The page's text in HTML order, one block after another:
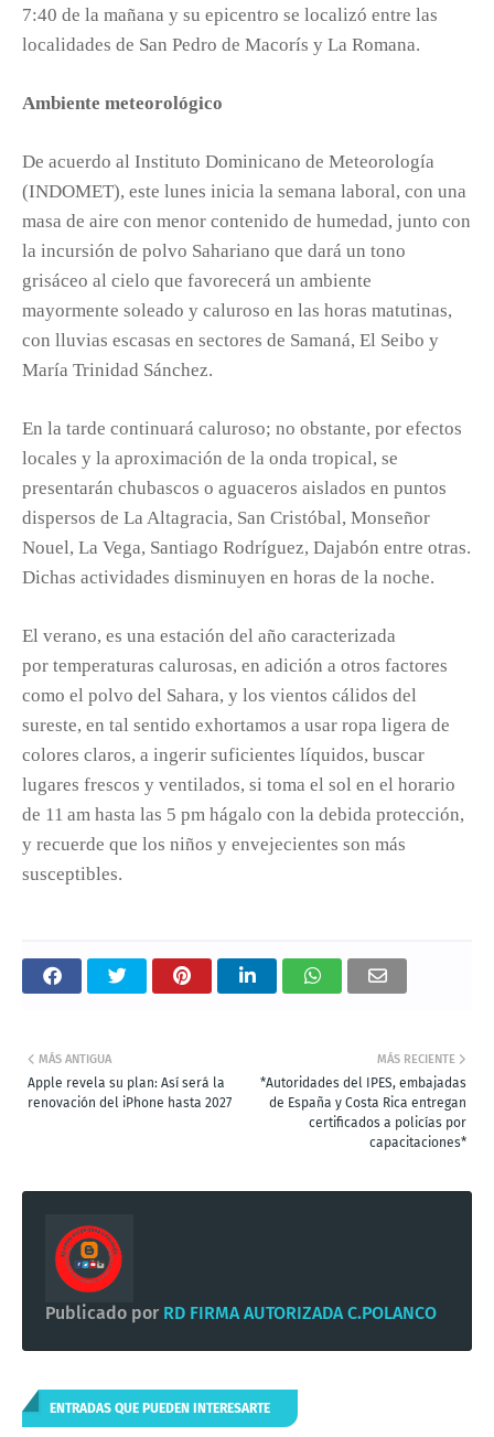
7:40 de la mañana y su epicentro se localizó entre las
localidades de San Pedro de Macorís y La Romana.
Ambiente meteorológico
De acuerdo al Instituto Dominicano de Meteorología
(INDOMET), este lunes inicia la semana laboral, con una
masa de aire con menor contenido de humedad, junto con
la incursión de polvo Sahariano que dará un tono
grisáceo al cielo que favorecerá un ambiente
mayormente soleado y caluroso en las horas matutinas,
con lluvias escasas en sectores de Samaná, El Seibo y
María Trinidad Sánchez.
En la tarde continuará caluroso; no obstante, por efectos
locales y la aproximación de la onda tropical, se
presentarán chubascos o aguaceros aislados en puntos
dispersos de La Altagracia, San Cristóbal, Monseñor
Nouel, La Vega, Santiago Rodríguez, Dajabón entre otras.
Dichas actividades disminuyen en horas de la noche.
El verano, es una estación del año caracterizada
por temperaturas calurosas, en adición a otros factores
como el polvo del Sahara, y los vientos cálidos del
sureste, en tal sentido exhortamos a usar ropa ligera de
colores claros, a ingerir suficientes líquidos, buscar
lugares frescos y ventilados, si toma el sol en el horario
de 11 am hasta las 5 pm hágalo con la debida protección,
y recuerde que los niños y envejecientes son más
susceptibles.
MÁS RECIENTE
*Autoridades del IPES, embajadas
de España y Costa Rica entregan
certificados a policías por
capacitaciones*
MÁS ANTIGUA
Apple revela su plan: Así será la
renovación del iPhone hasta 2027
Publicado por RD FIRMA AUTORIZADA C.POLANCO
ENTRADAS QUE PUEDEN INTERESARTE